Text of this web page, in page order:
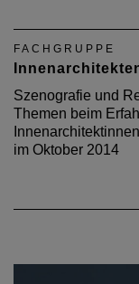
FACHGRUPPE
Szenografie und
Themen beim
im Oktober 2014